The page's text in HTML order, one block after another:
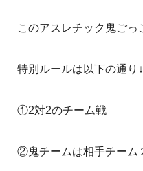
このアスレチック鬼ごっ
特別ルールは以下の通り↓
①2対2のチーム戦
②鬼チームは相手チーム